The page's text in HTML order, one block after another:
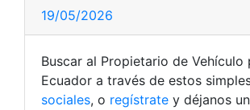
19/05/2026
Buscar al Propietario de
Ecuador a través de estos
sociales, o regístrate y déjanos un